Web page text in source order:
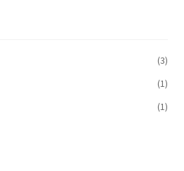
(3)
(1)
(1)